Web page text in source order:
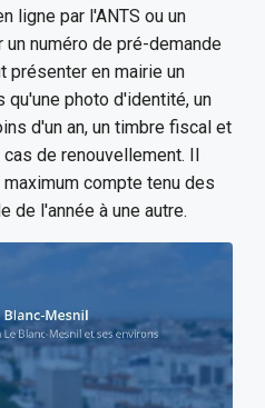
ligne par l'ANTS ou un
numéro de pré-demande
présenter en mairie un
photo d'identité, un
d'un an, un timbre fiscal et
de renouvellement. Il
compte tenu des
de l'année à une autre.